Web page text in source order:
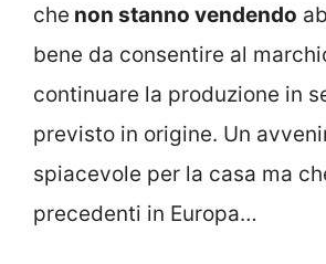
che non stanno vendendo
bene da consentire al
continuare la produzione in
previsto in origine. Un
spiacevole per la casa ma
precedenti in Europa…